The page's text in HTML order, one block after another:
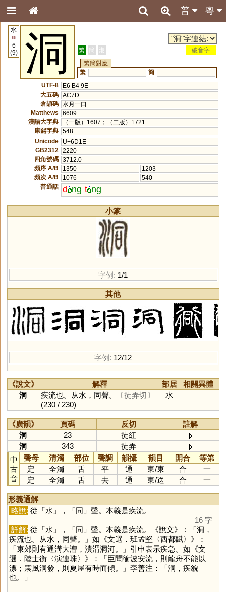
粵
普
水
85
6
(9)
洞 繁 簡 港
破音字
繁簡對應
繁
簡
UTF-8
E6 B4 9E
大五碼 AC7D
倉頡碼 水月一口
Matthews
6609
漢語大字典
（一版）1607；（二版）1721
康熙字典 548
Unicode
U+6D1E
GB2312
2220
四角號碼 3712.0
頻序 A/B
1350
1203
頻次 A/B
1076
540
普通話 d ng t ng
小篆
字例: 1/1
其他
字例: 12/12
《說文》 解釋 部居
相關異體
洞
疾流也。从水，同聲。
〔徒弄切〕
(230 / 230)
水
《廣韻》 頁碼 反切
註解
洞
23
徒紅
洞
343
徒弄
中
古
音
聲母 清濁 部位 聲調 韻攝 韻目 開合
等第
定
全濁 舌 平 通 東/東 合
一
定
全濁 舌 去 通 東/送 合 一
形義通解
略說: 從「水」，「同 」聲。本義是疾流。
16 字
詳解: 從「水」，「同 」聲。本義是疾流。《說文》：「洞，
疾流也。从水，同聲。」如《文選．班孟堅〈西都賦〉》：
「東郊則有通溝大漕，潰渭洞河。」引申表示疾急。如《文
選．陸士衡〈演連珠〉》：「臣聞衝波安流，則龍舟不能以
漂；震風洞發，則夏屋有時而傾。」李善注：「洞，疾貌
也。」